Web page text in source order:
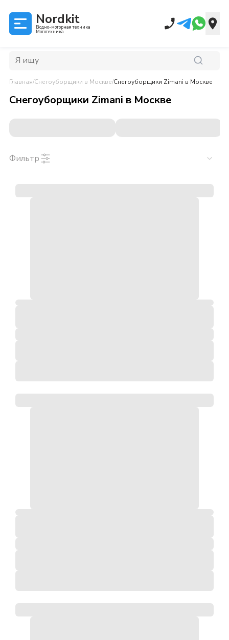
Nordkit
Водно-моторная техника
Мототехника
Главная/Снегоуборщики в Москве/Снегоуборщики Zimani в Москве
Снегоуборщики Zimani в Москве
Фильтр